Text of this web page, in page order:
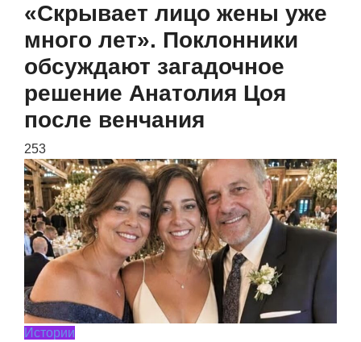
«Скрывает лицо жены уже
много лет». Поклонники
обсуждают загадочное
решение Анатолия Цоя
после венчания
253
Истории